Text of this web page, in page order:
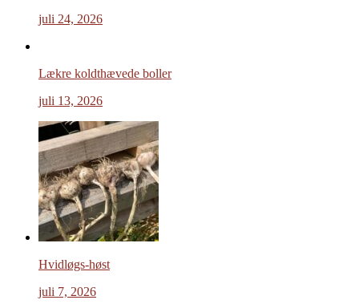
juli 24, 2026
Lækre koldthævede boller
juli 13, 2026
Hvidløgs-høst
juli 7, 2026